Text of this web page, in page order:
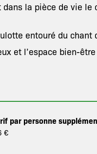
la pièce de vie le
entouré du chant
et l’espace bien-
par personne
€